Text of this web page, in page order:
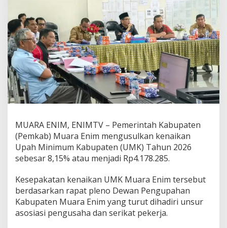
u
l
k
a
n
K
e
n
a
k
a
U
M
K
8
,
5
%
MUARA ENIM, ENIMTV – Pemerintah Kabupaten
(Pemkab) Muara Enim mengusulkan kenaikan
Upah Minimum Kabupaten (UMK) Tahun 2026
sebesar 8,15% atau menjadi Rp4.178.285.
Kesepakatan kenaikan UMK Muara Enim tersebut
berdasarkan rapat pleno Dewan Pengupahan
Kabupaten Muara Enim yang turut dihadiri unsur
asosiasi pengusaha dan serikat pekerja.